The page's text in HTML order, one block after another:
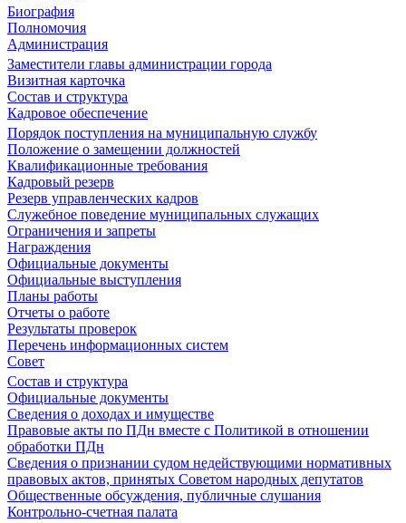
Биография
Полномочия
Администрация
Заместители главы администрации города
Визитная карточка
Состав и структура
Кадровое обеспечение
Порядок поступления на муниципальную службу
Положение о замещении должностей
Квалификационные требования
Кадровый резерв
Резерв управленческих кадров
Служебное поведение муниципальных служащих
Ограничения и запреты
Награждения
Официальные документы
Официальные выступления
Планы работы
Отчеты о работе
Результаты проверок
Перечень информационных систем
Совет
Состав и структура
Официальные документы
Сведения о доходах и имуществе
Правовые акты по ПДн вместе с Политикой в отношении
обработки ПДн
Сведения о признании судом недействующими нормативных
правовых актов, принятых Советом народных депутатов
Общественные обсуждения, публичные слушания
Контрольно-счетная палата